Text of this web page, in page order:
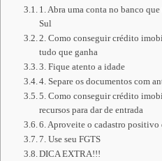
1. Abra uma conta no banco
Sul
2. Como conseguir crédito
tudo que ganha
3. Fique atento a idade
4. Separe os documentos com
5. Como conseguir crédito
recursos para dar de entrada
6. Aproveite o cadastro positivo
7. Use seu FGTS
DICA EXTRA!!!